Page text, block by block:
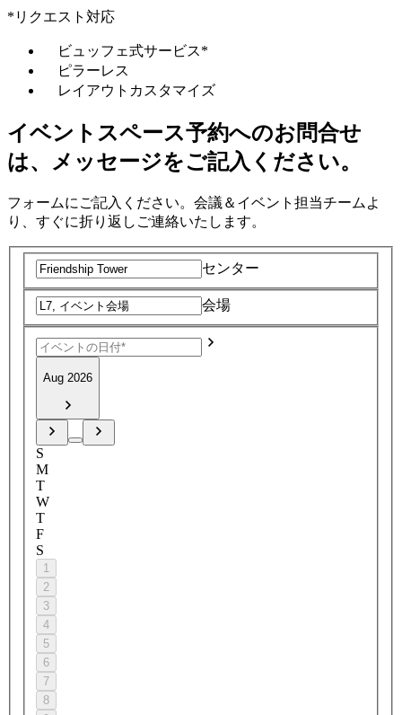
*リクエスト対応
ビュッフェ式サービス*
ピラーレス
レイアウトカスタマイズ
イベントスペース予約へのお問合せ
は、メッセージをご記入ください。
フォームにご記入ください。会議＆イベント担当チームよ
り、すぐに折り返しご連絡いたします。
センター
会場
Aug 2026
S
M
T
W
T
F
S
1
2
3
4
5
6
7
8